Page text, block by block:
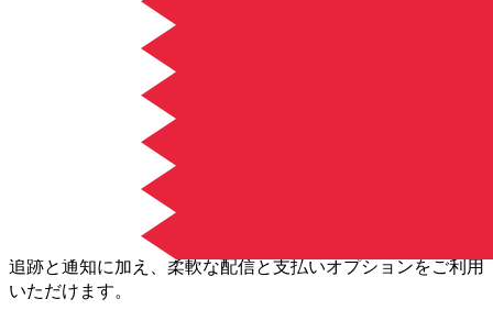
オンラインの送金が迅速、安全、簡単に行えます。ライブの
追跡と通知に加え、柔軟な配信と支払いオプションをご利用
いただけます。